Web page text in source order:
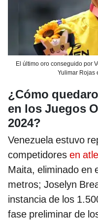
El último oro conseguido por
Yulimar Rojas
¿Cómo
en los Juegos
2024?
Venezuela estuvo
competidores en
Maita, eliminado en
metros; Joselyn
instancia de los
fase preliminar de